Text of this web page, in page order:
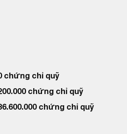
chứng chỉ quỹ
chứng chỉ quỹ
chứng chỉ quỹ